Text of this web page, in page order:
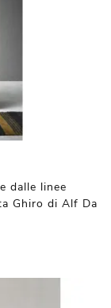
dalle linee
Ghiro di Alf Da